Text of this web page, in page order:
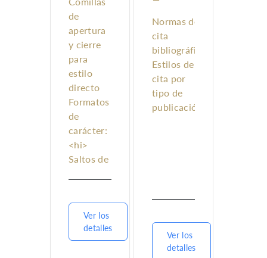
de
apertura
y cierre
para
estilo
directo
Formatos
de
carácter:
<hi>
Saltos de
Ver los
detalles
Normas de
cita
bibliográfica
Estilos de
cita por
tipo de
publicación
Ver los
detalles